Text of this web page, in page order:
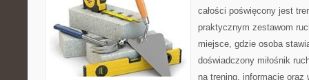
całości poświęcony jest
praktycznym zestawom
miejsce, gdzie osoba
doświadczony miłośnik
na trening, informacje oraz